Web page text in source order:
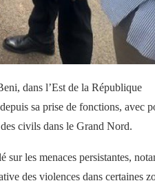
dans l’Est de la République
sa prise de fonctions, avec
civils dans le Grand Nord.
les menaces persistantes,
des violences dans certaines